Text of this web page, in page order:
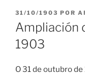
PUBLICADO
EN
31/10/1903 POR
Ampliación
1903
O 31 de outubro